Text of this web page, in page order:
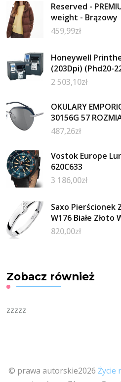
Reserved -
weight - Brązowy
459,99zł
Honeywell
(203Dpi) (Phd20-
2 503,10zł
OKULARY
30156G 57
487,26zł
Vostok Europe
620C633
3 186,00zł
Saxo Pierścionek
W176 Białe Złoto
820,00zł
Zobacz również
zzzzz
© prawa autorskie2026 Życie